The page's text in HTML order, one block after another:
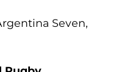
Seven,